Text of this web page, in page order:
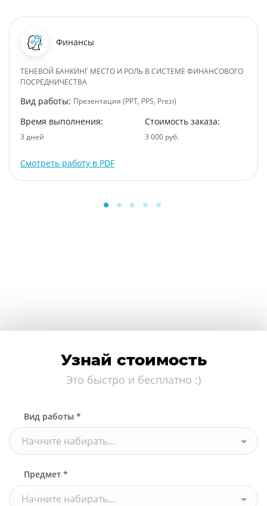
Финансы
ТЕНЕВОЙ БАНКИНГ МЕСТО И РОЛЬ В СИСТЕМЕ ФИНАНСОВОГО
ПОСРЕДНИЧЕСТВА
Вид работы: Презентация (PPT, PPS, Prezi)
Время выполнения:
3 дней
Стоимость заказа:
3 000 руб.
Смотреть работу в PDF
Узнай стоимость
Это быстро и бесплатно :)
Вид работы *
Начните набирать...
Предмет *
Начните набирать...